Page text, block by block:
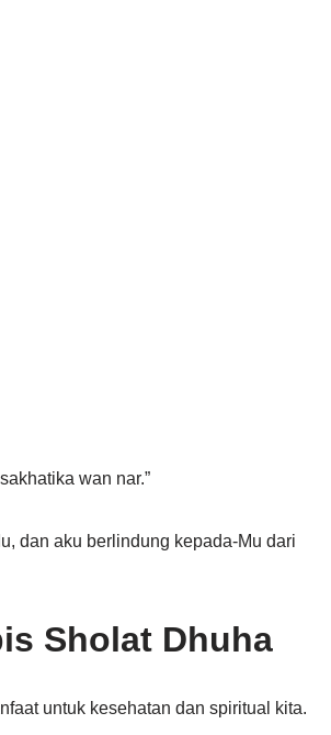
wan nar.”
dan aku berlindung kepada-Mu dari
Sholat Dhuha
untuk kesehatan dan spiritual kita.